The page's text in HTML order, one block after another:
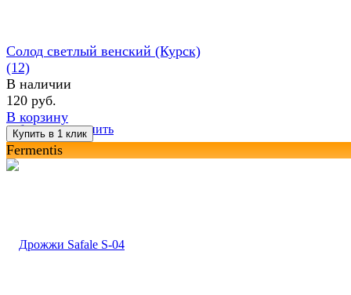
избранное сравнить
Солод светлый венский (Курск)
(12)
В наличии
120 руб.
В корзину
Fermentis